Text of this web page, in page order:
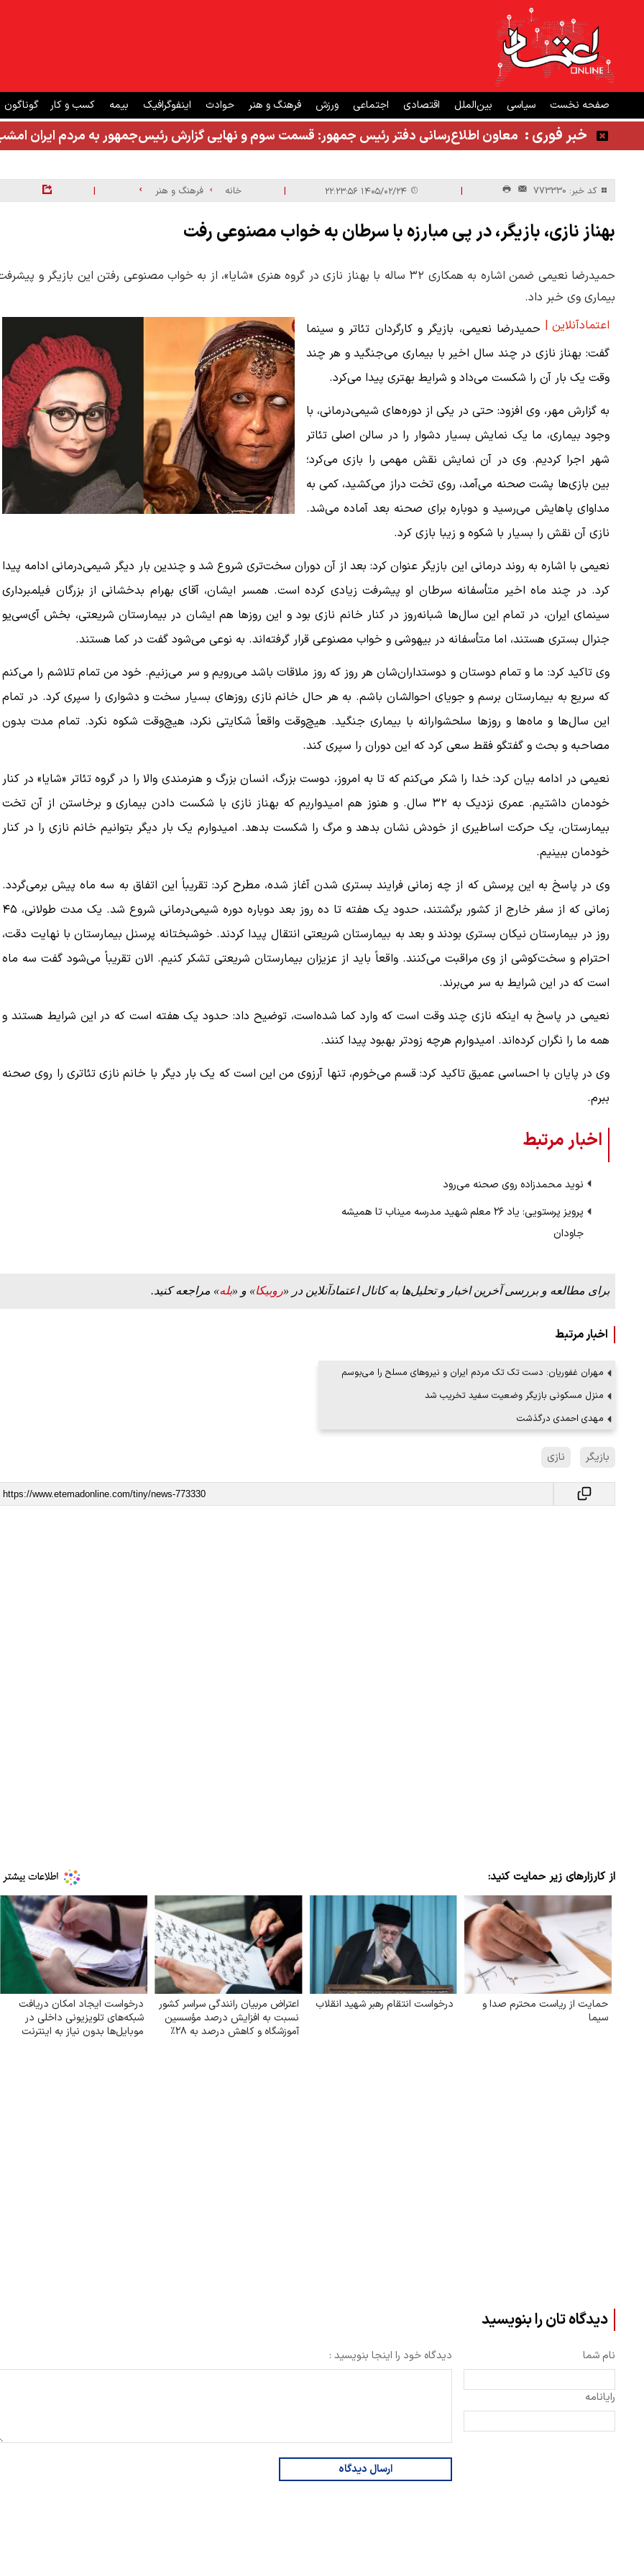
صفحه نخست سیاسی بین‌الملل اقتصادی اجتماعی ورزش فرهنگ و هنر حوادث اینفوگرافیک بیمه کسب و کار گوناگون
خبر فوری : معاون اطلاع‌رسانی دفتر رئیس جمهور: قسمت سوم و نهایی گزارش رئیس‌جمهور به مردم ایران
کد خبر: 773330 | ۱۴۰۵/۰۲/۲۴ ۲۲:۲۳:۵۶ | خانه فرهنگ و هنر |
بهناز نازی، بازیگر، در پی مبارزه با سرطان به خواب مصنوعی رفت
حمیدرضا نعیمی ضمن اشاره به همکاری ۳۲ ساله با بهناز نازی در گروه هنری «شایا»، از به خواب مصنوعی رفتن این بازیگر و
بیماری وی خبر داد.
اعتمادآنلاین | حمیدرضا نعیمی، بازیگر و کارگردان تئاتر و سینما
گفت: بهناز نازی در چند سال اخیر با بیماری می‌جنگید و هر چند
وقت یک بار آن را شکست می‌داد و شرایط بهتری پیدا می‌کرد.
به گزارش مهر، وی افزود: حتی در یکی از دوره‌های شیمی‌درمانی، با
وجود بیماری، ما یک نمایش بسیار دشوار را در سالن اصلی تئاتر
شهر اجرا کردیم. وی در آن نمایش نقش مهمی را بازی می‌کرد؛
بین بازی‌ها پشت صحنه می‌آمد، روی تخت دراز می‌کشید، کمی به
مداوای پاهایش می‌رسید و دوباره برای صحنه بعد آماده می‌شد.
نازی آن نقش را بسیار با شکوه و زیبا بازی کرد.
نعیمی با اشاره به روند درمانی این بازیگر عنوان کرد: بعد از آن دوران سخت‌تری شروع شد و چندین بار دیگر شیمی‌درمانی ادامه پیدا
کرد. در چند ماه اخیر متأسفانه سرطان او پیشرفت زیادی کرده است. همسر ایشان، آقای بهرام بدخشانی از بزرگان فیلمبرداری
سینمای ایران، در تمام این سال‌ها شبانه‌روز در کنار خانم نازی بود و این روزها هم ایشان در بیمارستان شریعتی، بخش آی‌سی‌یو
جنرال بستری هستند، اما متأسفانه در بیهوشی و خواب مصنوعی قرار گرفته‌اند. به نوعی می‌شود گفت در کما هستند.
وی تاکید کرد: ما و تمام دوستان و دوستداران‌شان هر روز که روز ملاقات باشد می‌رویم و سر می‌زنیم. خود من تمام تلاشم را می‌کنم
که سریع به بیمارستان برسم و جویای احوالشان باشم. به هر حال خانم نازی روزهای بسیار سخت و دشواری را سپری کرد. در تمام
این سال‌ها و ماه‌ها و روزها سلحشوارانه با بیماری جنگید. هیچ‌وقت واقعاً شکایتی نکرد، هیچ‌وقت شکوه نکرد. تمام مدت بدون
مصاحبه و بحث و گفتگو فقط سعی کرد که این دوران را سپری کند.
نعیمی در ادامه بیان کرد: خدا را شکر می‌کنم که تا به امروز، دوست بزرگ، انسان بزرگ و هنرمندی والا را در گروه تئاتر «شایا» در کنار
خودمان داشتیم. عمری نزدیک به ۳۲ سال. و هنوز هم امیدواریم که بهناز نازی با شکست دادن بیماری و برخاستن از آن تخت
بیمارستان، یک حرکت اساطیری از خودش نشان بدهد و مرگ را شکست بدهد. امیدوارم یک بار دیگر بتوانیم خانم نازی را در کنار
خودمان ببینیم.
وی در پاسخ به این پرسش که از چه زمانی فرایند بستری شدن آغاز شده، مطرح کرد: تقریباً این اتفاق به سه ماه پیش برمی‌گردد.
زمانی که از سفر خارج از کشور برگشتند، حدود یک هفته تا ده روز بعد دوباره دوره شیمی‌درمانی شروع شد. یک مدت طولانی، ۴۵
روز در بیمارستان نیکان بستری بودند و بعد به بیمارستان شریعتی انتقال پیدا کردند. خوشبختانه پرسنل بیمارستان با نهایت دقت،
احترام و سخت‌کوشی از وی مراقبت می‌کنند. واقعاً باید از عزیزان بیمارستان شریعتی تشکر کنیم. الان تقریباً می‌شود گفت سه ماه
است که در این شرایط به سر می‌برند.
نعیمی در پاسخ به اینکه نازی چند وقت است که وارد کما شده‌است، توضیح داد: حدود یک هفته است که در این شرایط هستند و
همه ما را نگران کرده‌اند. امیدوارم هرچه زودتر بهبود پیدا کنند.
وی در پایان با احساسی عمیق تاکید کرد: قسم می‌خورم، تنها آرزوی من این است که یک بار دیگر با خانم نازی تئاتری را روی صحنه
ببرم.
اخبار مرتبط
نوید محمدزاده روی صحنه می‌رود
پرویز پرستویی: یاد ۲۶ معلم شهید مدرسه میناب تا همیشه
جاودان
برای مطالعه و بررسی آخرین اخبار و تحلیل‌ها به کانال اعتمادآنلاین در «روبیکا» و «بله» مراجعه کنید.
اخبار مرتبط
مهران غفوریان: دست تک تک مردم ایران و نیروهای مسلح را می‌بوسم
منزل مسکونی بازیگر وضعیت سفید تخریب شد
مهدی احمدی درگذشت
بازیگر نازی
از کارزارهای زیر حمایت کنید:
حمایت از ریاست محترم صدا و
سیما
درخواست انتقام رهبر شهید انقلاب
اعتراض مربیان رانندگی سراسر کشور
نسبت به افزایش درصد مؤسسین
آموزشگاه و کاهش درصد به ۲۸٪
درخواست ایجاد امکان دریافت
شبکه‌های تلویزیونی داخلی در
موبایل‌ها بدون نیاز به اینترنت
دیدگاه تان را بنویسید
نام شما
رایانامه
دیدگاه خود را اینجا بنویسید :
ارسال دیدگاه
"کوماموتو" ژاپن ۹ روز…
رهبری